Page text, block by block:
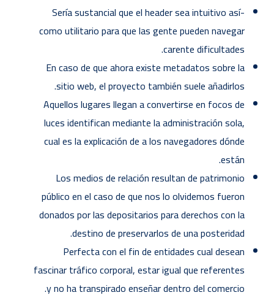
Serí­a sustancial que el header sea intuitivo así­
como utilitario para que las gente pueden navegar
carente dificultades.
En caso de que ahora existe metadatos sobre la
sitio web, el proyecto también suele añadirlos.
Aquellos lugares llegan a convertirse en focos de
luces identifican mediante la administración sola,
cual es la explicación de a los navegadores dónde
están.
Los medios de relación resultan de patrimonio
público en el caso de que nos lo olvidemos fueron
donados por las depositarios para derechos con la
destino de preservarlos de una posteridad.
Perfecta con el fin de entidades cual desean
fascinar tráfico corporal, estar igual que referentes
y no ha transpirado enseñar dentro del comercio.